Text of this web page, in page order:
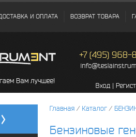
И ОПЛАТА ВОЗВРАТ ТОВАРА
Вам лучшее!
+7 (495) 968-
Вход |
Главная / Каталог /
Бензиновые